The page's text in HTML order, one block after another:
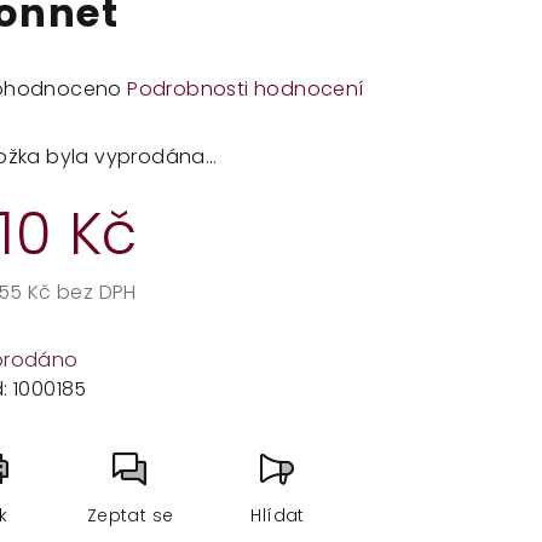
Podrobnosti hodnocení
byla vyprodána…
Kč
Kč bez DPH
1000185
Zeptat se Hlídat